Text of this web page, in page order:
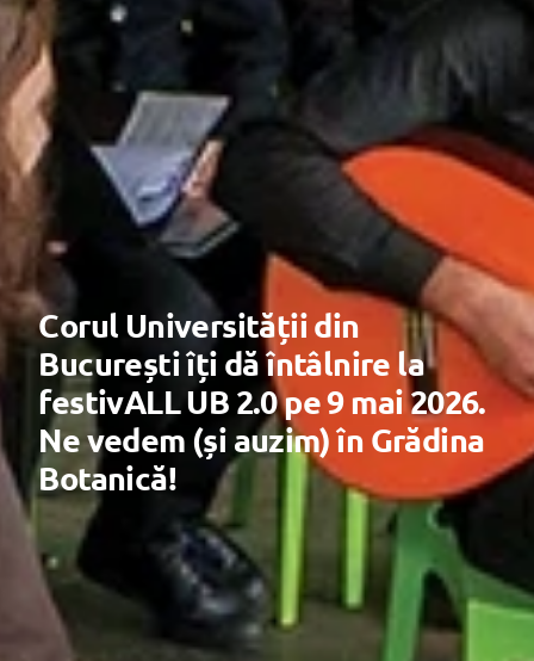
Corul Universității din
București îți dă întâlnire la
festivALL UB 2.0 pe 9 mai 2026.
Ne vedem (și auzim) în Grădina
Botanică!